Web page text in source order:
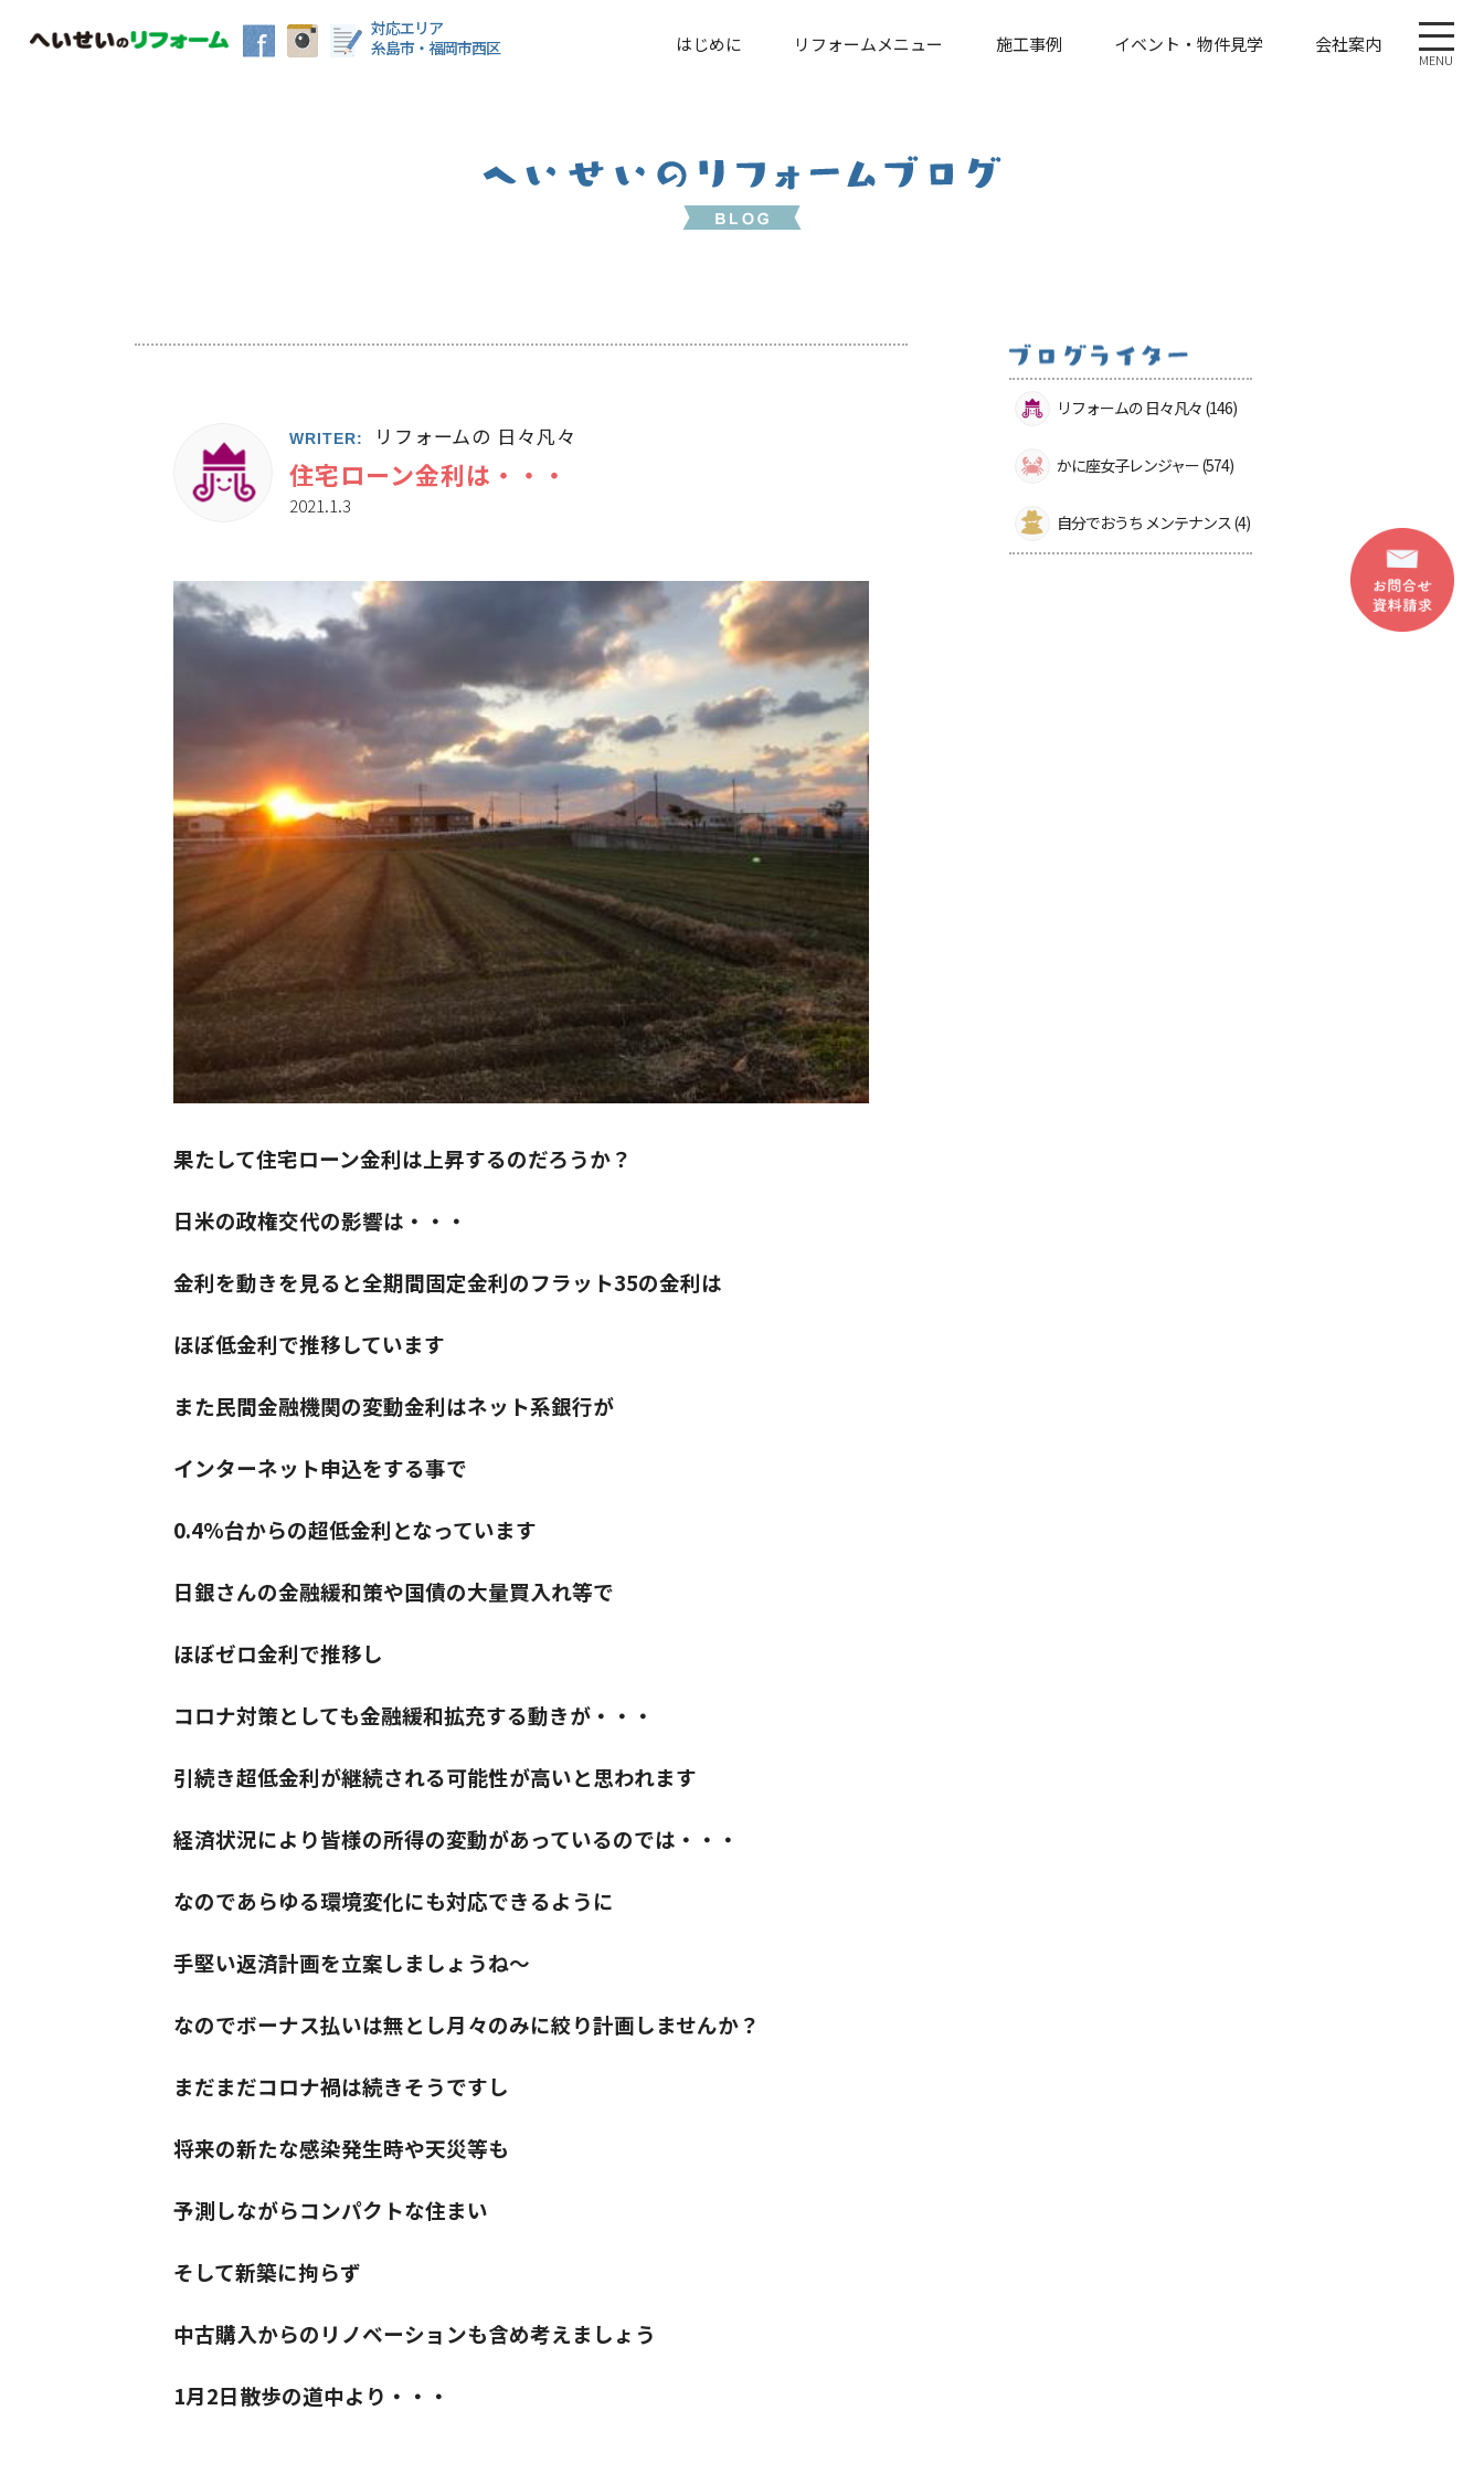
対応エリア
糸島市・福岡市西区
MENU
はじめに リフォームメニュー 施工事例 イベント・物件見学 会社案内
WRITER: リフォームの 日々凡々
住宅ローン金利は・・・
2021.1.3
果たして住宅ローン金利は上昇するのだろうか？
日米の政権交代の影響は・・・
金利を動きを見ると全期間固定金利のフラット35の金利は
ほぼ低金利で推移しています
また民間金融機関の変動金利はネット系銀行が
インターネット申込をする事で
0.4%台からの超低金利となっています
日銀さんの金融緩和策や国債の大量買入れ等で
ほぼゼロ金利で推移し
コロナ対策としても金融緩和拡充する動きが・・・
引続き超低金利が継続される可能性が高いと思われます
経済状況により皆様の所得の変動があっているのでは・・・
なのであらゆる環境変化にも対応できるように
手堅い返済計画を立案しましょうね～
なのでボーナス払いは無とし月々のみに絞り計画しませんか？
まだまだコロナ禍は続きそうですし
将来の新たな感染発生時や天災等も
予測しながらコンパクトな住まい
そして新築に拘らず
中古購入からのリノベーションも含め考えましょう
1月2日散歩の道中より・・・
リフォームの 日々凡々 (146)
かに座女子レンジャー (574)
自分でおうち メンテナンス (4)